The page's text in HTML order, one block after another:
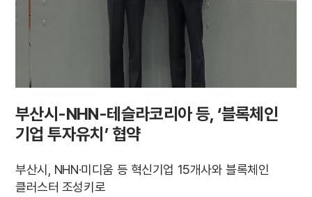
부산시-NHN-테슬라코리아 등, ‘블록체인
기업 투자유치’ 협약
부산시, NHN·미디움 등 혁신기업 15개사와 블록체인
클러스터 조성키로